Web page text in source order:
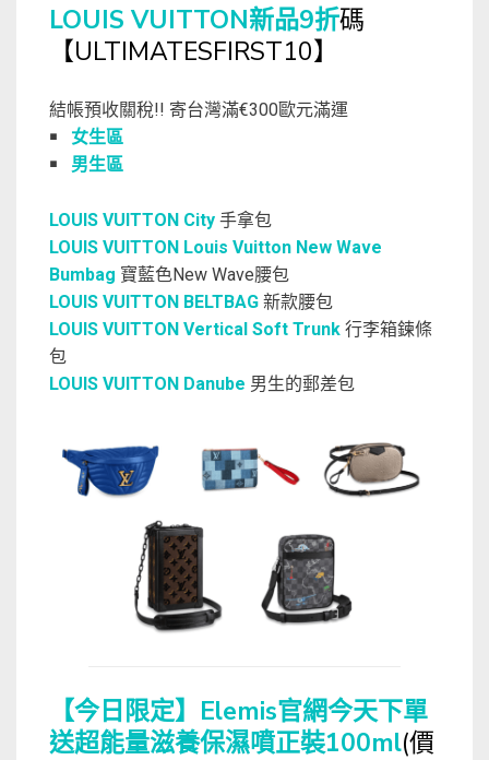
LOUIS VUITTON新品9折碼
【ULTIMATESFIRST10】
結帳預收關稅!! 寄台灣滿€300歐元滿運
￭ 女生區
￭ 男生區
LOUIS VUITTON City 手拿包
LOUIS VUITTON Louis Vuitton New Wave
Bumbag 寶藍色New Wave腰包
LOUIS VUITTON BELTBAG 新款腰包
LOUIS VUITTON Vertical Soft Trunk 行李箱鍊條
包
LOUIS VUITTON Danube 男生的郵差包
【今日限定】Elemis官網今天下單
送超能量滋養保濕噴正裝100ml(價